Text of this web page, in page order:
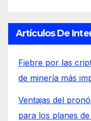
Artículos De
Fiebre por las
de minería más
Ventajas del
para los planes